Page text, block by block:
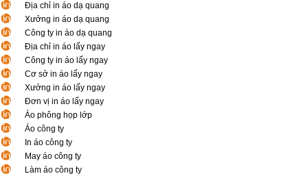
Địa chỉ in áo dạ quang
Xưởng in áo dạ quang
Công ty in áo dạ quang
Địa chỉ in áo lấy ngay
Công ty in áo lấy ngay
Cơ sở in áo lấy ngay
Xưởng in áo lấy ngay
Đơn vị in áo lấy ngay
Áo phông họp lớp
Áo công ty
In áo công ty
May áo công ty
Làm áo công ty